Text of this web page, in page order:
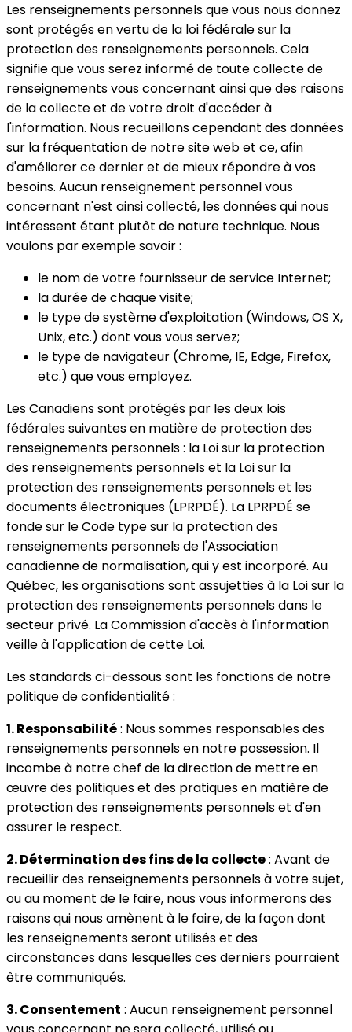
Les renseignements personnels que vous nous donnez
sont protégés en vertu de la loi fédérale sur la
protection des renseignements personnels. Cela
signifie que vous serez informé de toute collecte de
renseignements vous concernant ainsi que des raisons
de la collecte et de votre droit d'accéder à
l'information. Nous recueillons cependant des données
sur la fréquentation de notre site web et ce, afin
d'améliorer ce dernier et de mieux répondre à vos
besoins. Aucun renseignement personnel vous
concernant n'est ainsi collecté, les données qui nous
intéressent étant plutôt de nature technique. Nous
voulons par exemple savoir :
le nom de votre fournisseur de service Internet;
la durée de chaque visite;
le type de système d'exploitation (Windows, OS X,
Unix, etc.) dont vous vous servez;
le type de navigateur (Chrome, IE, Edge, Firefox,
etc.) que vous employez.
Les Canadiens sont protégés par les deux lois
fédérales suivantes en matière de protection des
renseignements personnels : la Loi sur la protection
des renseignements personnels et la Loi sur la
protection des renseignements personnels et les
documents électroniques (LPRPDÉ). La LPRPDÉ se
fonde sur le Code type sur la protection des
renseignements personnels de l'Association
canadienne de normalisation, qui y est incorporé. Au
Québec, les organisations sont assujetties à la Loi sur la
protection des renseignements personnels dans le
secteur privé. La Commission d'accès à l'information
veille à l'application de cette Loi.
Les standards ci-dessous sont les fonctions de notre
politique de confidentialité :
1. Responsabilité: Nous sommes responsables des
renseignements personnels en notre possession. Il
incombe à notre chef de la direction de mettre en
œuvre des politiques et des pratiques en matière de
protection des renseignements personnels et d'en
assurer le respect.
2. Détermination des fins de la collecte: Avant de
recueillir des renseignements personnels à votre sujet,
ou au moment de le faire, nous vous informerons des
raisons qui nous amènent à le faire, de la façon dont
les renseignements seront utilisés et des
circonstances dans lesquelles ces derniers pourraient
être communiqués.
3. Consentement : Aucun renseignement personnel